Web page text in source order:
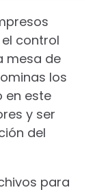
el control
mesa de
los
en este
y ser
del
para